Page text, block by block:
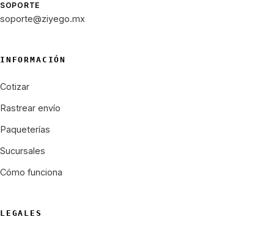
SOPORTE
soporte@ziyego.mx
INFORMACIÓN
Cotizar
Rastrear envío
Paqueterías
Sucursales
Cómo funciona
LEGALES